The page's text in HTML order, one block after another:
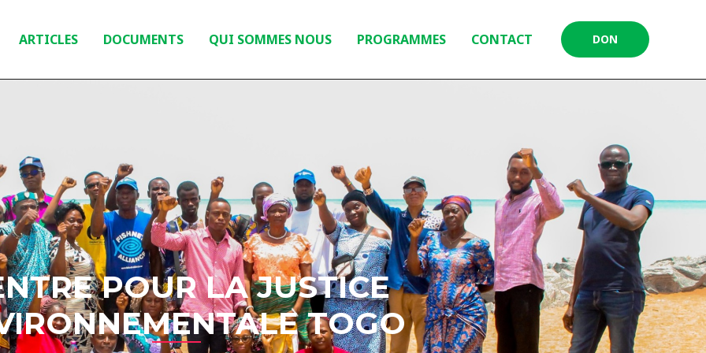
ARTICLES DOCUMENTS QUI SOMMES NOUS PROGRAMMES CONTACT DON
POUR LA JUSTICE
TOGO